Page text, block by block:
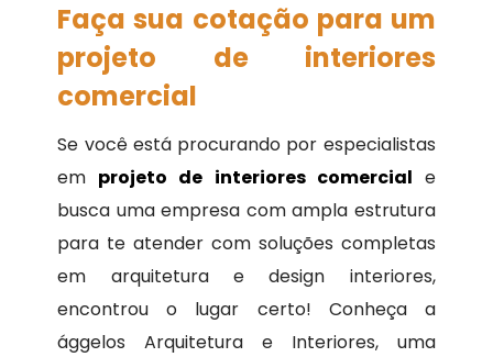
Faça sua cotação para um
projeto de interiores
comercial
Se você está procurando por especialistas
em projeto de interiores comercial e
busca uma empresa com ampla estrutura
para te atender com soluções completas
em arquitetura e design interiores,
encontrou o lugar certo! Conheça a
ággelos Arquitetura e Interiores, uma